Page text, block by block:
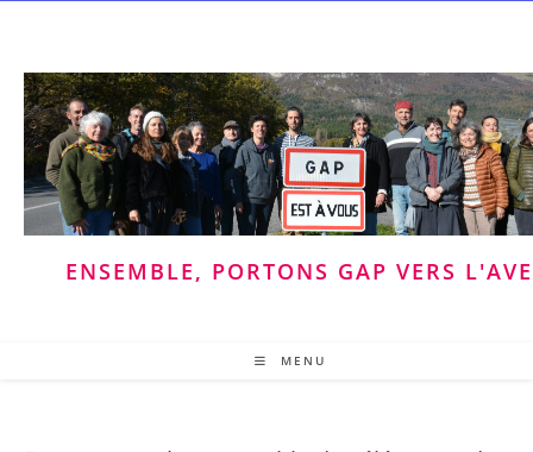
content
ENSEMBLE, PORTONS GAP VERS
MENU